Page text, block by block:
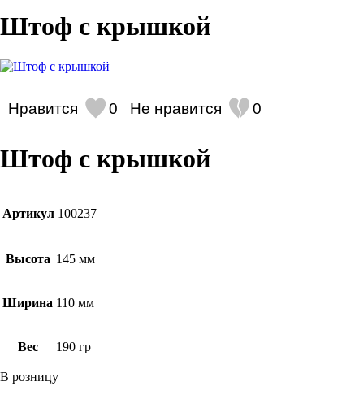
Штоф с крышкой
Нравится 0 Не нравится 0
Штоф с крышкой
Артикул 100237
Высота 145 мм
Ширина 110 мм
Вес 190 гр
В розницу